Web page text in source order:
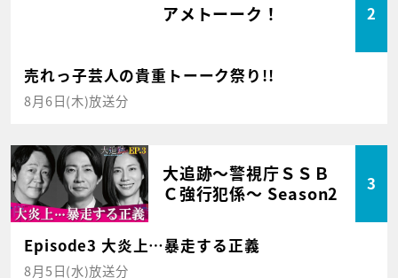
アメトーーク！ 2
売れっ子芸人の貴重トーーク祭り!!
8月6日(木)放送分
大追跡～警視庁ＳＳＢ
Ｃ強行犯係～ Season2
3
Episode3 大炎上…暴走する正義
8月5日(水)放送分